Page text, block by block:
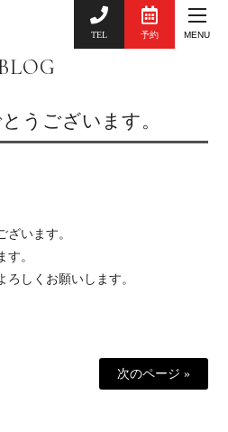
TEL 予約 MENU
うございます。
ざいます。
。
しくお願いします。
次のページ »